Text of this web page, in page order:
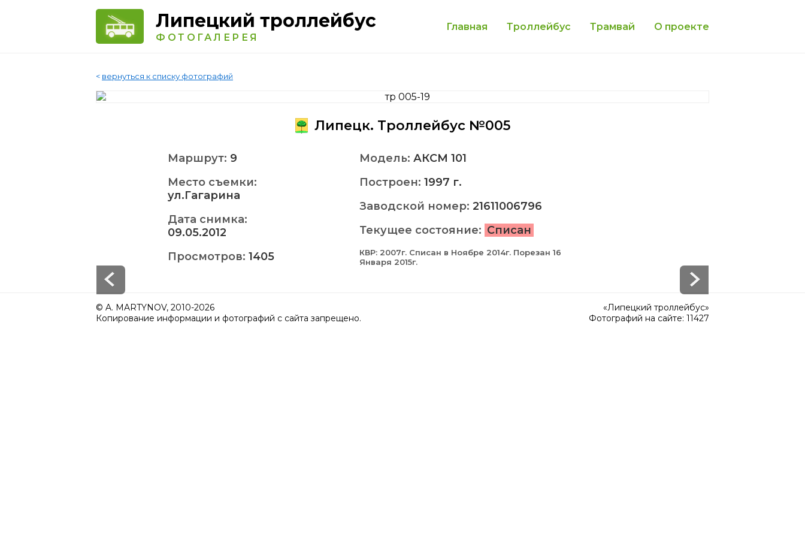
Липецкий троллейбус
ФОТОГАЛЕРЕЯ
Главная Троллейбус Трамвай О проекте
< вернуться к списку фотографий
Липецк. Троллейбус №005
Маршрут: 9
Место съемки:
ул.Гагарина
Дата снимка:
09.05.2012
Просмотров: 1405
Модель: АКСМ 101
Построен: 1997 г.
Заводской номер: 21611006796
Текущее состояние: Списан
КВР: 2007г. Списан в Ноябре 2014г. Порезан 16
Января 2015г.
© A. MARTYNOV, 2010-2026
Копирование информации и фотографий с сайта запрещено.
«Липецкий троллейбус»
Фотографий на сайте: 11427